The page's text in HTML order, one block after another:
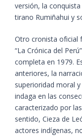
versión, la
tirano Rumiñahui y
Otro cronista oficial
“La Crónica del
completa en 1979.
anteriores, la
superioridad moral
indaga en las
caracterizado por
sentido, Cieza de
actores indígenas,